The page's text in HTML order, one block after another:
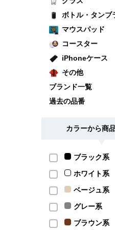
ボトル・タンブ
マウスパッド
コースター
iPhoneケース
その他
ブランド一覧
過去の品番
カラーから商
ブラック系
ホワイト系
ベージュ系
グレー系
ブラウン系